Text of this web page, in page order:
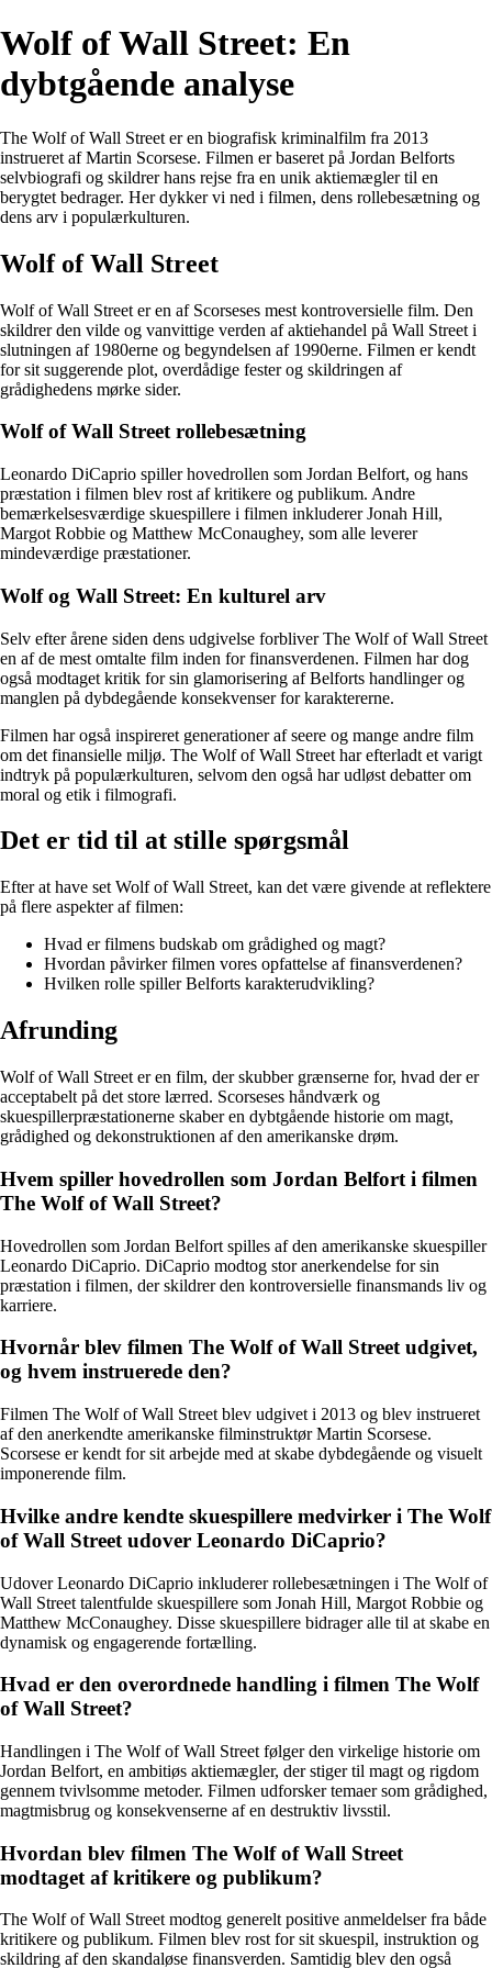
Wolf of Wall Street: En
dybtgående analyse
The Wolf of Wall Street er en biografisk kriminalfilm fra 2013
instrueret af Martin Scorsese. Filmen er baseret på Jordan Belforts
selvbiografi og skildrer hans rejse fra en unik aktiemægler til en
berygtet bedrager. Her dykker vi ned i filmen, dens rollebesætning og
dens arv i populærkulturen.
Wolf of Wall Street
Wolf of Wall Street er en af Scorseses mest kontroversielle film. Den
skildrer den vilde og vanvittige verden af aktiehandel på Wall Street i
slutningen af 1980erne og begyndelsen af 1990erne. Filmen er kendt
for sit suggerende plot, overdådige fester og skildringen af
grådighedens mørke sider.
Wolf of Wall Street rollebesætning
Leonardo DiCaprio spiller hovedrollen som Jordan Belfort, og hans
præstation i filmen blev rost af kritikere og publikum. Andre
bemærkelsesværdige skuespillere i filmen inkluderer Jonah Hill,
Margot Robbie og Matthew McConaughey, som alle leverer
mindeværdige præstationer.
Wolf og Wall Street: En kulturel arv
Selv efter årene siden dens udgivelse forbliver The Wolf of Wall Street
en af de mest omtalte film inden for finansverdenen. Filmen har dog
også modtaget kritik for sin glamorisering af Belforts handlinger og
manglen på dybdegående konsekvenser for karaktererne.
Filmen har også inspireret generationer af seere og mange andre film
om det finansielle miljø. The Wolf of Wall Street har efterladt et varigt
indtryk på populærkulturen, selvom den også har udløst debatter om
moral og etik i filmografi.
Det er tid til at stille spørgsmål
Efter at have set Wolf of Wall Street, kan det være givende at reflektere
på flere aspekter af filmen:
Hvad er filmens budskab om grådighed og magt?
Hvordan påvirker filmen vores opfattelse af finansverdenen?
Hvilken rolle spiller Belforts karakterudvikling?
Afrunding
Wolf of Wall Street er en film, der skubber grænserne for, hvad der er
acceptabelt på det store lærred. Scorseses håndværk og
skuespillerpræstationerne skaber en dybtgående historie om magt,
grådighed og dekonstruktionen af den amerikanske drøm.
Hvem spiller hovedrollen som Jordan Belfort i filmen
The Wolf of Wall Street?
Hovedrollen som Jordan Belfort spilles af den amerikanske skuespiller
Leonardo DiCaprio. DiCaprio modtog stor anerkendelse for sin
præstation i filmen, der skildrer den kontroversielle finansmands liv og
karriere.
Hvornår blev filmen The Wolf of Wall Street udgivet,
og hvem instruerede den?
Filmen The Wolf of Wall Street blev udgivet i 2013 og blev instrueret
af den anerkendte amerikanske filminstruktør Martin Scorsese.
Scorsese er kendt for sit arbejde med at skabe dybdegående og visuelt
imponerende film.
Hvilke andre kendte skuespillere medvirker i The Wolf
of Wall Street udover Leonardo DiCaprio?
Udover Leonardo DiCaprio inkluderer rollebesætningen i The Wolf of
Wall Street talentfulde skuespillere som Jonah Hill, Margot Robbie og
Matthew McConaughey. Disse skuespillere bidrager alle til at skabe en
dynamisk og engagerende fortælling.
Hvad er den overordnede handling i filmen The Wolf
of Wall Street?
Handlingen i The Wolf of Wall Street følger den virkelige historie om
Jordan Belfort, en ambitiøs aktiemægler, der stiger til magt og rigdom
gennem tvivlsomme metoder. Filmen udforsker temaer som grådighed,
magtmisbrug og konsekvenserne af en destruktiv livsstil.
Hvordan blev filmen The Wolf of Wall Street
modtaget af kritikere og publikum?
The Wolf of Wall Street modtog generelt positive anmeldelser fra både
kritikere og publikum. Filmen blev rost for sit skuespil, instruktion og
skildring af den skandaløse finansverden. Samtidig blev den også